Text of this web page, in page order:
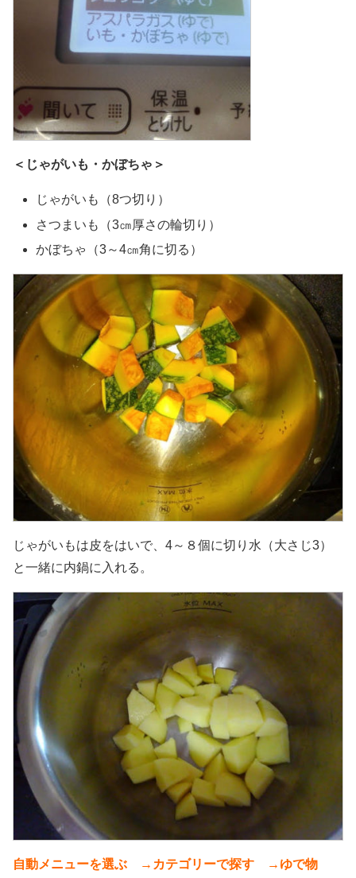
＜じゃがいも・かぼちゃ＞
じゃがいも（8つ切り）
さつまいも（3㎝厚さの輪切り）
かぼちゃ（3～4㎝角に切る）
じゃがいもは皮をはいで、4～８個に切り水（大さじ3）
と一緒に内鍋に入れる。
自動メニューを選ぶ →カテゴリーで探す →ゆで物